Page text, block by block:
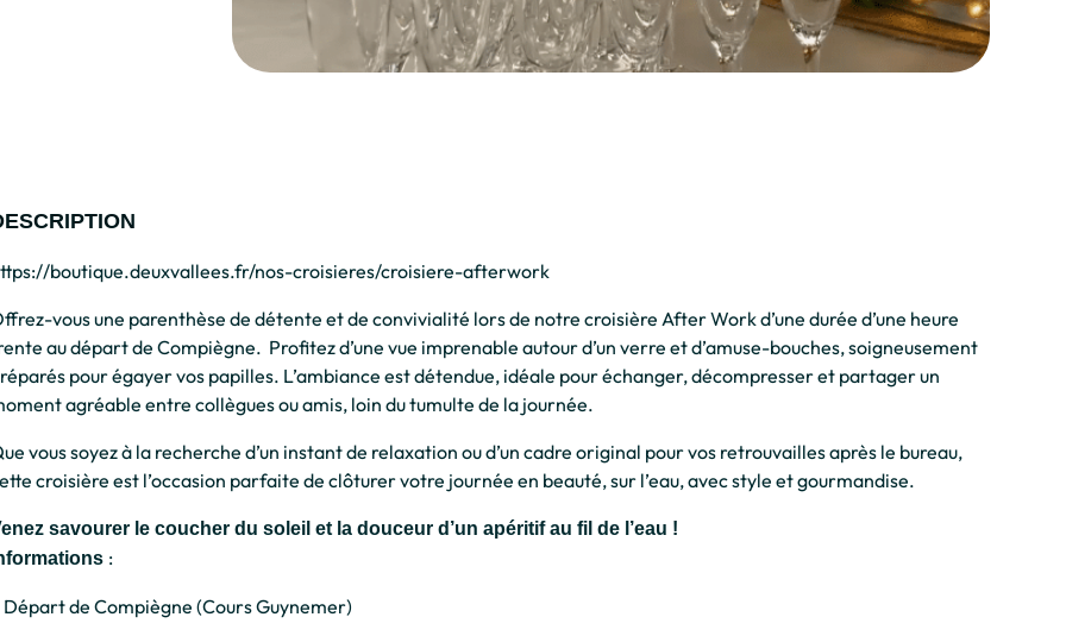
boutique.deuxvallees.fr/nos-croisieres/croisiere-afterwork
vous une parenthèse de détente et de convivialité lors de notre croisière After Work d’une durée d’une heure
au départ de Compiègne. Profitez d’une vue imprenable autour d’un verre et d’amuse-bouches, soigneusement
pour égayer vos papilles. L’ambiance est détendue, idéale pour échanger, décompresser et partager un
agréable entre collègues ou amis, loin du tumulte de la journée.
vous soyez à la recherche d’un instant de relaxation ou d’un cadre original pour vos retrouvailles après le bureau,
croisière est l’occasion parfaite de clôturer votre journée en beauté, sur l’eau, avec style et gourmandise.
savourer le coucher du soleil et la douceur d’un apéritif au fil de l’eau !
:
Départ de Compiègne (Cours Guynemer)